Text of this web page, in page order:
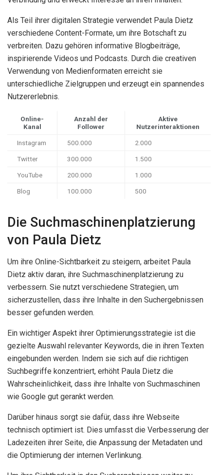
Als Teil ihrer digitalen Strategie verwendet Paula Dietz
verschiedene Content-Formate, um ihre Botschaft zu
verbreiten. Dazu gehören informative Blogbeiträge,
inspirierende Videos und Podcasts. Durch die creativen
Verwendung von Medienformaten erreicht sie
unterschiedliche Zielgruppen und erzeugt ein spannendes
Nutzererlebnis.
Online-
Kanal
Anzahl der
Follower
Aktive
Nutzerinteraktionen
Instagram 500.000 2.000
Twitter 300.000 1.500
YouTube 200.000 1.000
Blog 100.000 500
Die Suchmaschinenplatzierung
von Paula Dietz
Um ihre Online-Sichtbarkeit zu steigern, arbeitet Paula
Dietz aktiv daran, ihre Suchmaschinenplatzierung zu
verbessern. Sie nutzt verschiedene Strategien, um
sicherzustellen, dass ihre Inhalte in den Suchergebnissen
besser gefunden werden.
Ein wichtiger Aspekt ihrer Optimierungsstrategie ist die
gezielte Auswahl relevanter Keywords, die in ihren Texten
eingebunden werden. Indem sie sich auf die richtigen
Suchbegriffe konzentriert, erhöht Paula Dietz die
Wahrscheinlichkeit, dass ihre Inhalte von Suchmaschinen
wie Google gut gerankt werden.
Darüber hinaus sorgt sie dafür, dass ihre Webseite
technisch optimiert ist. Dies umfasst die Verbesserung der
Ladezeiten ihrer Seite, die Anpassung der Metadaten und
die Optimierung der internen Verlinkung.